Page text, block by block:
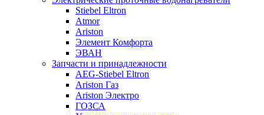
Stiebel Eltron
Atmor
Ariston
Элемент Комфорта
ЭВАН
Запчасти и принадлежности
AEG-Stiebel Eltron
Ariston Газ
Ariston Электро
ГОЗСА